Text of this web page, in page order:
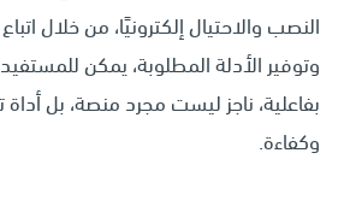
النصب والاحتيال إلكترونيًا، من خلال
وتوفير الأدلة المطلوبة، يمكن
بفاعلية، ناجز ليست مجرد منصة، بل
وكفاءة.